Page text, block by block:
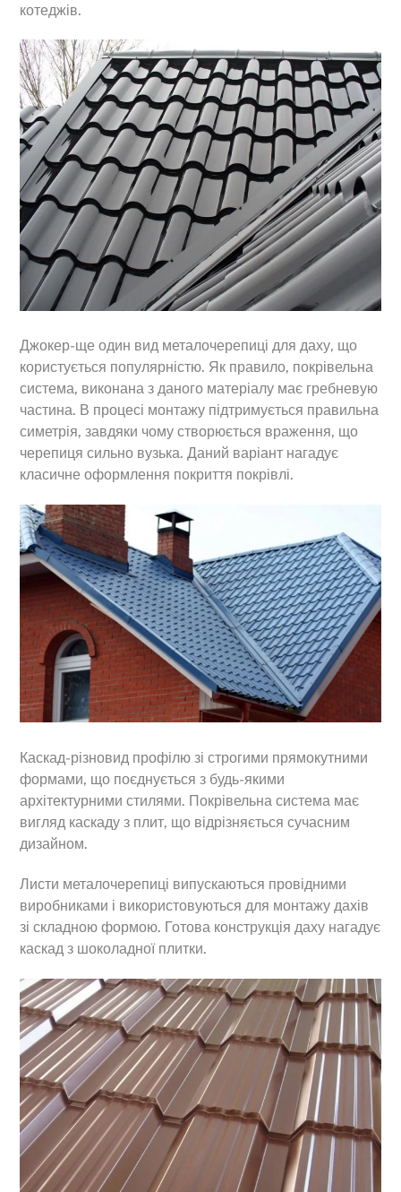
котеджів.
Джокер-ще один вид металочерепиці для даху, що
користується популярністю. Як правило, покрівельна
система, виконана з даного матеріалу має гребневую
частина. В процесі монтажу підтримується правильна
симетрія, завдяки чому створюється враження, що
черепиця сильно вузька. Даний варіант нагадує
класичне оформлення покриття покрівлі.
Каскад-різновид профілю зі строгими прямокутними
формами, що поєднується з будь-якими
архітектурними стилями. Покрівельна система має
вигляд каскаду з плит, що відрізняється сучасним
дизайном.
Листи металочерепиці випускаються провідними
виробниками і використовуються для монтажу дахів
зі складною формою. Готова конструкція даху нагадує
каскад з шоколадної плитки.